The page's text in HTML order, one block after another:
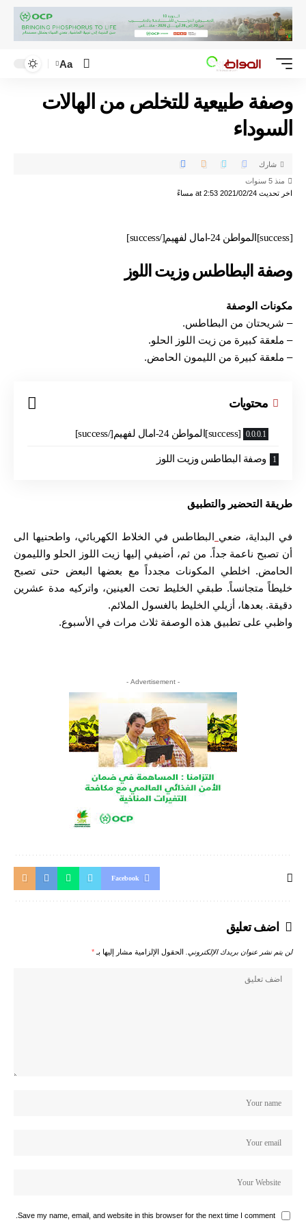
Aa
وصفة طبيعية للتخلص من الهالات
السوداء
اخر تحديث 2021/02/24 at 2:53 مساءً
منذ 5 سنوات
شارك
[success]المواطن 24-امال لفهيم[/success]
وصفة البطاطس وزيت اللوز
مكونات الوصفة
– شريحتان من البطاطس.
– ملعقة كبيرة من زيت اللوز الحلو.
– ملعقة كبيرة من الليمون الحامض.
محتويات
[success]المواطن 24-امال لفهيم[/success]
وصفة البطاطس وزيت اللوز
طريقة التحضير والتطبيق
في البداية، ضعي البطاطس في الخلاط الكهربائي، واطحنيها الى
أن تصبح ناعمة جداً. من ثم، أضيفي إليها زيت اللوز الحلو والليمون
الحامض. اخلطي المكونات مجدداً مع بعضها البعض حتى تصبح
خليطاً متجانساً. طبقي الخليط تحت العينين، واتركيه مدة عشرين
دقيقة. بعدها، أزيلي الخليط بالغسول الملائم.
واظبي على تطبيق هذه الوصفة ثلاث مرات في الأسبوع.
- Advertisement -
Facebook
اضف تعليق
لن يتم نشر عنوان بريدك الإلكتروني. الحقول الإلزامية مشار إليها بـ *
Save my name, email, and website in this browser for the next time I comment.